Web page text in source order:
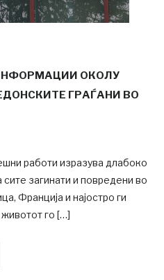
ОКОЛУ
ГРАЃАНИ ВО
работи изразува длабоко
сите загинати и повредени во
Франција и најостро ги
го […]